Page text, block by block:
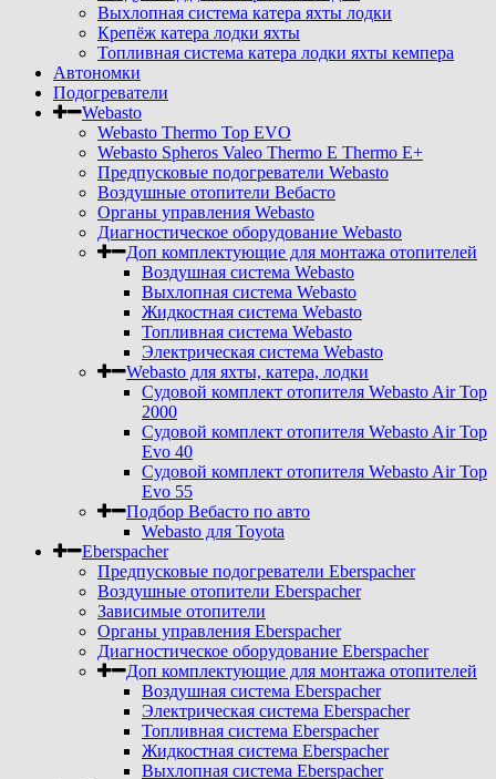
Выхлопная система катера яхты лодки
Крепёж катера лодки яхты
Топливная система катера лодки яхты кемпера
Автономки
Подогреватели
Webasto
Webasto Thermo Top EVO
Webasto Spheros Valeo Thermo E Thermo E+
Предпусковые подогреватели Webasto
Воздушные отопители Вебасто
Органы управления Webasto
Диагностическое оборудование Webasto
Доп комплектующие для монтажа отопителей
Воздушная система Webasto
Выхлопная система Webasto
Жидкостная система Webasto
Топливная система Webasto
Электрическая система Webasto
Webasto для яхты, катера, лодки
Судовой комплект отопителя Webasto Air Top
2000
Судовой комплект отопителя Webasto Air Top
Evo 40
Судовой комплект отопителя Webasto Air Top
Evo 55
Подбор Вебасто по авто
Webasto для Toyota
Eberspacher
Предпусковые подогреватели Eberspacher
Воздушные отопители Eberspacher
Зависимые отопители
Органы управления Eberspacher
Диагностическое оборудование Eberspacher
Доп комплектующие для монтажа отопителей
Воздушная система Eberspacher
Электрическая система Eberspacher
Топливная система Eberspacher
Жидкостная система Eberspacher
Выхлопная система Eberspacher